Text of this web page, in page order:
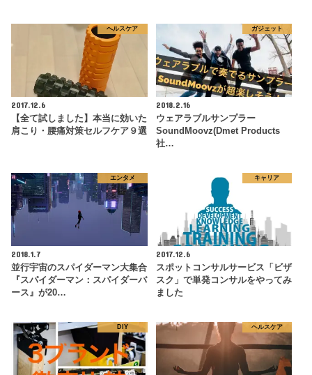
ヘルスケア
2017.12.6
【全て試しました】本当に効いた
肩こり・腰痛対策セルフケア９選
ガジェット
2018.2.16
ウェアラブルサンプラー
SoundMoovz(Dmet Products
社…
エンタメ
2018.1.7
並行宇宙のスパイダーマン大集合
『スパイダーマン：スパイダーバ
ース』が20…
キャリア
2017.12.6
スポットコンサルサービス「ビザ
スク」で単発コンサルをやってみ
ました
DIY ヘルスケア